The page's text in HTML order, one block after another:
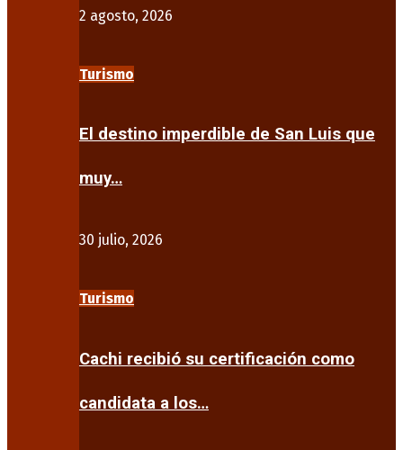
2 agosto, 2026
Turismo
El destino imperdible de San Luis que
muy…
30 julio, 2026
Turismo
Cachi recibió su certificación como
candidata a los…